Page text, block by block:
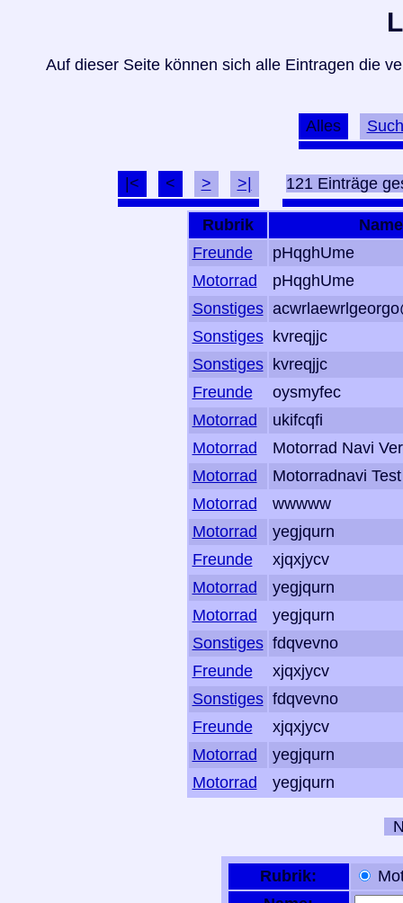
Auf dieser Seite können sich alle Eintragen die
Alles
|< < > >| 121 Einträge
Rubrik
Name
Freunde
pHqghUme
Motorrad
pHqghUme
Sonstiges
Sonstiges
kvreqjjc
Sonstiges
kvreqjjc
Freunde
oysmyfec
Motorrad
ukifcqfi
Motorrad
Motorrad Navi
Motorrad
Motorradnavi Test
Motorrad
wwwww
Motorrad
yegjqurn
Freunde
xjqxjycv
Motorrad
yegjqurn
Motorrad
yegjqurn
Sonstiges fdqvevno
Freunde
xjqxjycv
Sonstiges fdqvevno
Freunde
xjqxjycv
Motorrad
yegjqurn
Motorrad
yegjqurn
Rubrik: